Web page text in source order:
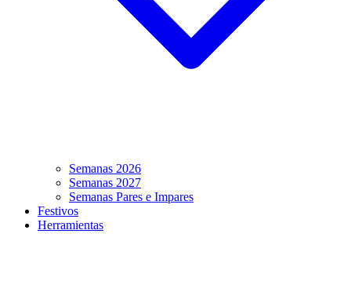
Semanas 2026
Semanas 2027
Semanas Pares e Impares
Festivos
Herramientas